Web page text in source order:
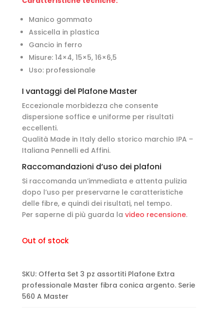
Manico gommato
Assicella in plastica
Gancio in ferro
Misure: 14×4, 15×5, 16×6,5
Uso: professionale
I vantaggi del Plafone Master
Eccezionale morbidezza che consente
dispersione soffice e uniforme per risultati
eccellenti.
Qualità Made in Italy dello storico marchio IPA –
Italiana Pennelli ed Affini.
Raccomandazioni d’uso dei plafoni
Si raccomanda un’immediata e attenta pulizia
dopo l’uso per preservarne le caratteristiche
delle fibre, e quindi dei risultati, nel tempo.
Per saperne di più guarda la video recensione.
Out of stock
SKU: Offerta Set 3 pz assortiti Plafone Extra
professionale Master fibra conica argento. Serie
560 A Master